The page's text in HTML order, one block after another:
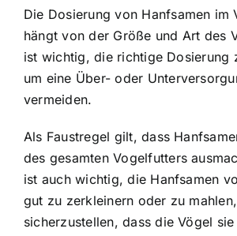
Die Dosierung von Hanfsamen im
hängt von der Größe und Art des
ist wichtig, die richtige Dosierung
um eine Über- oder
vermeiden.
Als Faustregel gilt, dass
des gesamten Vogelfutters
ist auch wichtig, die Hanfsamen
gut zu zerkleinern oder zu
sicherzustellen, dass die Vögel